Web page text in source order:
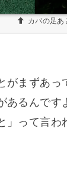
カバの足あ
がまずあっ
あるんです
」って言わ